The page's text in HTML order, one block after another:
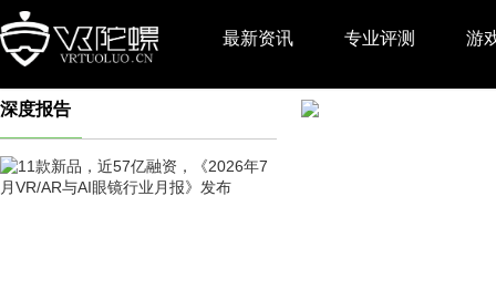
最新资讯 专业评测 游
深度报告